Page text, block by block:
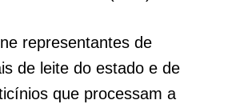
representantes de
de leite do estado e de
que processam a